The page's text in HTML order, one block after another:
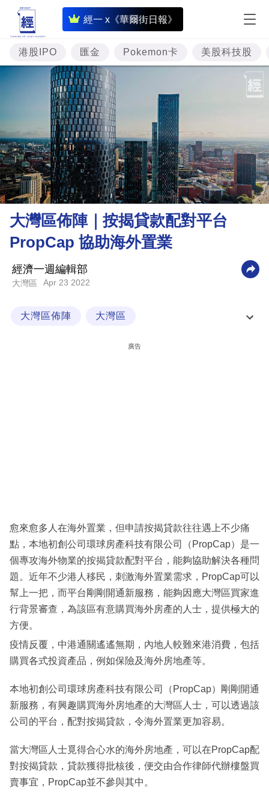
經一 x《華爾街日報》
即
時
財
經
專
題
投
資
樓
市
理
財
商
業
科
區
港股IPO 匯金 Pokemon卡 美股科技股
大灣區佈陣｜按揭貸款配對平台
PropCap 協助海外置業
經濟一週編輯部
大灣區 Apr 23 2022
大灣區佈陣 大灣區
廣告
愈來愈多人在海外置業，但申請按揭貸款往往遇上不少痛
點，本地初創公司環球房產科技有限公司（PropCap）是一
個專攻海外物業的按揭貸款配對平台，能夠協助解決各種問
題。近年不少港人移民，刺激海外置業需求，PropCap可以
幫上一把，而平台剛剛開通新服務，能夠因應大灣區買家進
行背景審查，為該區有意購買海外房產的人士，提供極大的
方便。
疫情反覆，中港通關遙遙無期，內地人較難來港消費，包括
購買各式投資產品，例如保險及海外房地產等。
本地初創公司環球房產科技有限公司（PropCap）剛剛開通
新服務，有興趣購買海外房地產的大灣區人士，可以透過該
公司的平台，配對按揭貸款，令海外置業更加容易。
當大灣區人士覓得合心水的海外房地產，可以在PropCap配
對按揭貸款，貸款獲得批核後，便交由合作律師代辦樓盤買
賣事宜，PropCap並不參與其中。